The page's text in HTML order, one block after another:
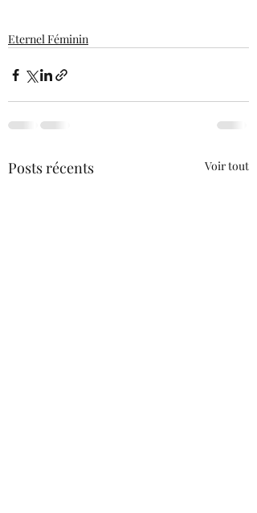
Eternel Féminin
Posts récents Voir tout